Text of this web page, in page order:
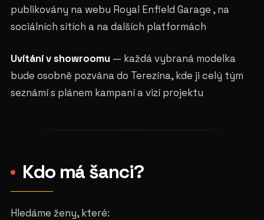
publikovány na webu Royal Enfield Garage , na
sociálních sítích a na dalších platformách
Uvítání v showroomu — každá vybraná modelka
bude osobně pozvána do Terezína, kde ji celý tým
seznámí s plánem kampaní a vizí projektu
Kdo má šanci?
Hledáme ženy, které: